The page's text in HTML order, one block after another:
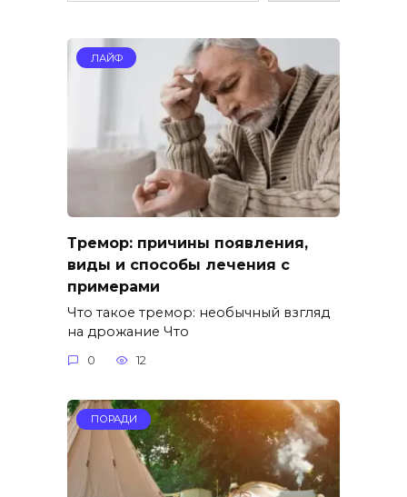
ЛАЙФ
Тремор: причины появления,
виды и способы лечения с
примерами
Что такое тремор: необычный взгляд
на дрожание Что
0 12
ПОРАДИ